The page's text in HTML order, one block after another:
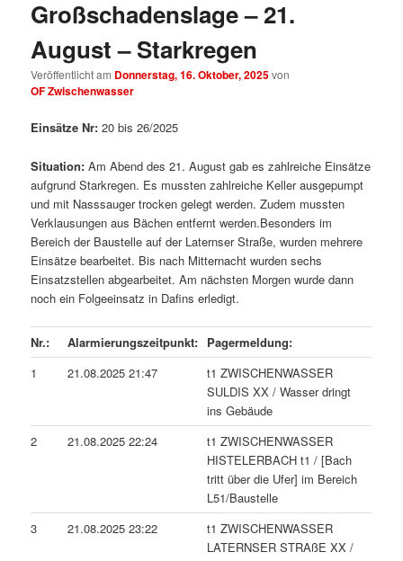
Großschadenslage – 21.
August – Starkregen
Veröffentlicht am Donnerstag, 16. Oktober, 2025von
OF Zwischenwasser
Einsätze Nr: 20 bis 26/2025
Situation: Am Abend des 21. August gab es zahlreiche Einsätze
aufgrund Starkregen. Es mussten zahlreiche Keller ausgepumpt
und mit Nasssauger trocken gelegt werden. Zudem mussten
Verklausungen aus Bächen entfernt werden.Besonders im
Bereich der Baustelle auf der Laternser Straße, wurden mehrere
Einsätze bearbeitet. Bis nach Mitternacht wurden sechs
Einsatzstellen abgearbeitet. Am nächsten Morgen wurde dann
noch ein Folgeeinsatz in Dafins erledigt.
Nr.: Alarmierungszeitpunkt: Pagermeldung:
1
21.08.2025 21:47
t1 ZWISCHENWASSER
SULDIS XX / Wasser dringt
ins Gebäude
2
21.08.2025 22:24
t1 ZWISCHENWASSER
HISTELERBACH t1 / [Bach
tritt über die Ufer] im Bereich
L51/Baustelle
3
21.08.2025 23:22
t1 ZWISCHENWASSER
LATERNSER STRAßE XX /